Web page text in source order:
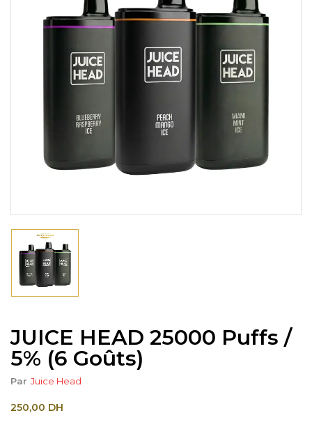
JUICE HEAD 25000 Puffs /
5% (6 Goûts)
Par Juice Head
250,00 DH